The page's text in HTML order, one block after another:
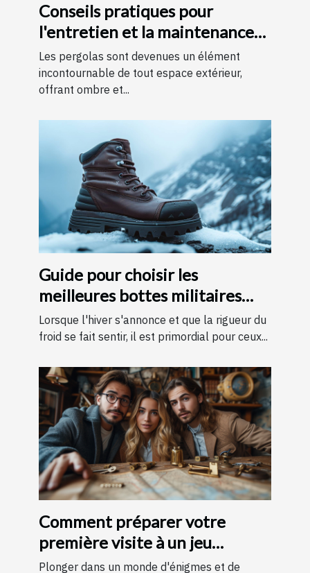
Conseils pratiques pour
l'entretien et la maintenance
des pergolas
Les pergolas sont devenues un élément
incontournable de tout espace extérieur,
offrant ombre et...
Guide pour choisir les
meilleures bottes militaires
pour l'hiver
Lorsque l'hiver s'annonce et que la rigueur du
froid se fait sentir, il est primordial pour ceux...
Comment préparer votre
première visite à un jeu
d'évasion : conseils et astuces
Plonger dans un monde d'énigmes et de